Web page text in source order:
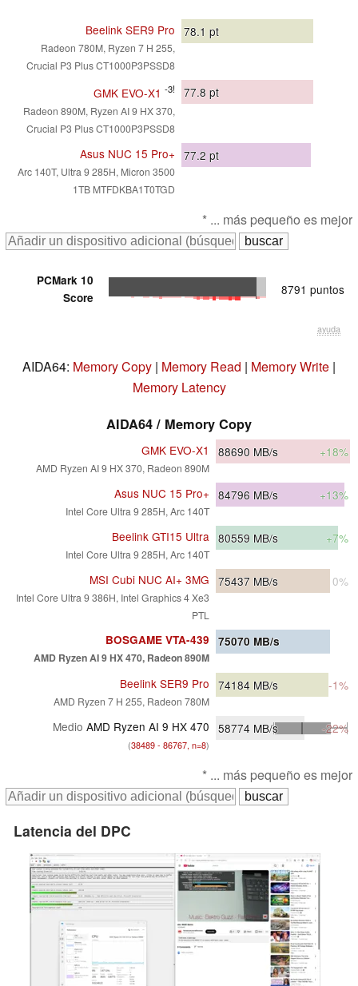
Beelink SER9 Pro
Radeon 780M, Ryzen 7 H 255,
Crucial P3 Plus CT1000P3PSSD8
78.1 pt
GMK EVO-X1 -3!
Radeon 890M, Ryzen AI 9 HX 370,
Crucial P3 Plus CT1000P3PSSD8
77.8 pt
Asus NUC 15 Pro+
Arc 140T, Ultra 9 285H, Micron 3500
1TB MTFDKBA1T0TGD
77.2 pt
* ... más pequeño es mejor
PCMark 10
Score
8791 puntos
ayuda
AIDA64: Memory Copy | Memory Read | Memory Write |
Memory Latency
AIDA64 / Memory Copy
GMK EVO-X1
AMD Ryzen AI 9 HX 370, Radeon 890M
88690 MB/s +18%
Asus NUC 15 Pro+
Intel Core Ultra 9 285H, Arc 140T
84796 MB/s +13%
Beelink GTI15 Ultra
Intel Core Ultra 9 285H, Arc 140T
80559 MB/s +7%
MSI Cubi NUC AI+ 3MG
Intel Core Ultra 9 386H, Intel Graphics 4 Xe3
PTL
75437 MB/s 0%
BOSGAME VTA-439
AMD Ryzen AI 9 HX 470, Radeon 890M
75070 MB/s
Beelink SER9 Pro
AMD Ryzen 7 H 255, Radeon 780M
74184 MB/s -1%
Medio AMD Ryzen AI 9 HX 470
(38489 - 86767, n=8)
58774 MB/s -22%
* ... más pequeño es mejor
Latencia del DPC